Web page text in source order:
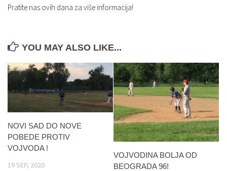
Kontakt
Pratite nas ovih dana za više informacija!
YOU MAY ALSO LIKE...
NOVI SAD DO NOVE
POBEDE PROTIV
VOJVODA !
19 SEP, 2020
VOJVODINA BOLJA OD
BEOGRADA 96!